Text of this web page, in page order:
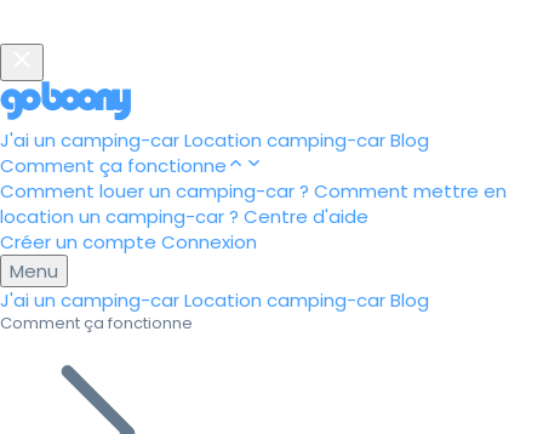
J'ai un camping-carLocation camping-carBlog
Comment ça fonctionne
Comment louer un camping-car ? Comment mettre en
location un camping-car ? Centre d'aide
Créer un compte Connexion
Menu
J'ai un camping-carLocation camping-carBlog
Comment ça fonctionne